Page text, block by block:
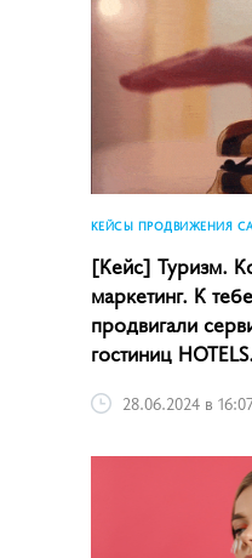
КЕЙСЫ ПРОДВИЖЕНИЯ
[Кейс] Туризм.
маркетинг. К
продвигали
гостиниц
28.06.2024 в